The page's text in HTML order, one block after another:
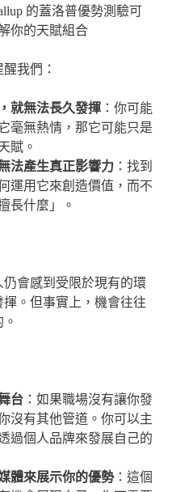
的蓋洛普優勢測驗可
你的天賦組合
我們：
就無法長久發揮：你可能
毫無熱情，那它可能只是
賦。
法產生真正影響力：找到
運用它來創造價值，而不
長什麼」。
會感到受限於現有的環
。但事實上，機會往往
台：如果職場沒有讓你發
沒有其他管道。你可以主
過個人品牌來發展自己的
體來展示你的優勢：這個